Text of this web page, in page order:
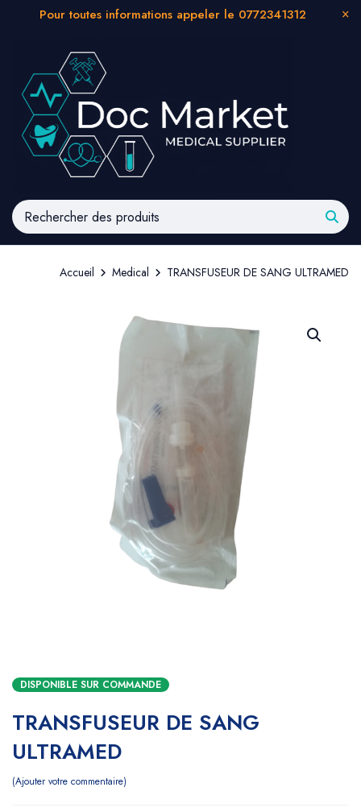
Pour toutes informations appeler le 0772341312
Accueil Medical TRANSFUSEUR DE SANG ULTRAMED
DISPONIBLE SUR COMMANDE
TRANSFUSEUR DE SANG
ULTRAMED
Ajouter votre commentaire